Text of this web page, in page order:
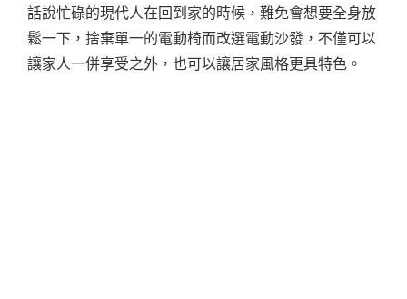
話說忙碌的現代人在回到家的時候，難免會想要全身放
鬆一下，捨棄單一的電動椅而改選電動沙發，不僅可以
讓家人一併享受之外，也可以讓居家風格更具特色。